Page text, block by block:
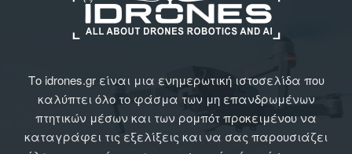
Το idrones.gr είναι μια ενημερωτική ιστοσελίδα που
καλύπτει όλο το φάσμα των μη επανδρωμένων
πτητικών μέσων και των ρομπότ προκειμένου να
καταγράφει τις εξελίξεις και να σας παρουσιάζει